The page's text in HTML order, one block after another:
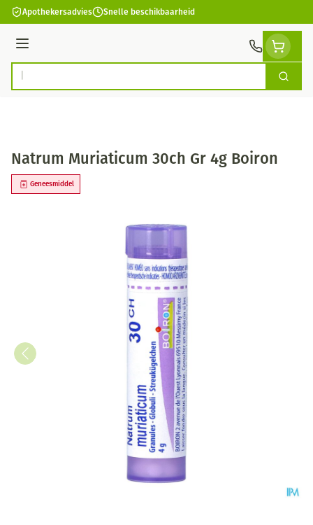
Ga naar de inhoud
Apothekersadvies Snelle beschikbaarheid
Menu
Product, merk, categorie... Zoek
Natrum Muriaticum 30ch Gr 4g Boiron
Geneesmiddel